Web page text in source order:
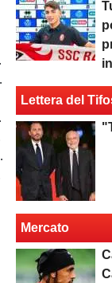
Lettera del
Mercato